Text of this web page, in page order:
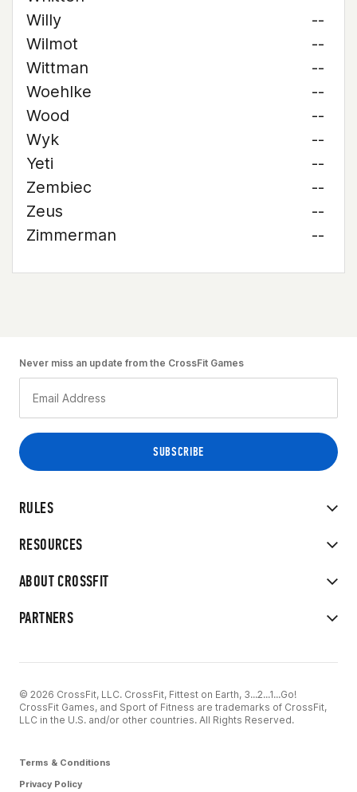
Willy
--
Wilmot
--
Wittman
--
Woehlke
--
Wood
--
Wyk
--
Yeti
--
Zembiec
--
Zeus
--
Zimmerman
--
RULES
RESOURCES
ABOUT CROSSFIT
PARTNERS
Never miss an update from the CrossFit Games
© 2026 CrossFit, LLC. CrossFit, Fittest on Earth, 3...2...1...Go!
CrossFit Games, and Sport of Fitness are trademarks of CrossFit,
LLC in the U.S. and/or other countries. All Rights Reserved.
Terms & Conditions
Privacy Policy